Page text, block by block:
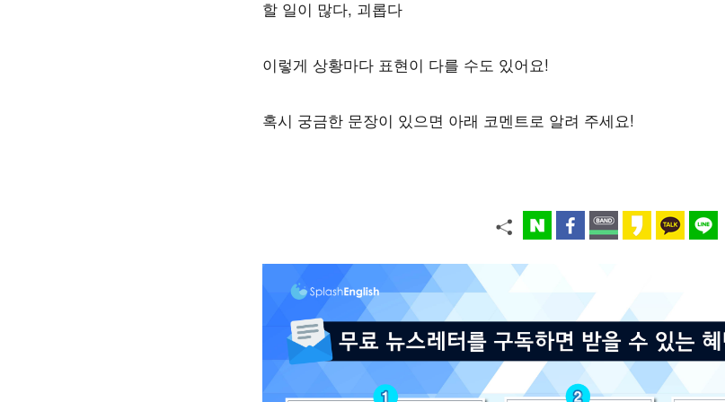
할 일이 많다, 괴롭다
이렇게 상황마다 표현이 다를 수도 있어요!
혹시 궁금한 문장이 있으면 아래 코멘트로 알려 주세요!